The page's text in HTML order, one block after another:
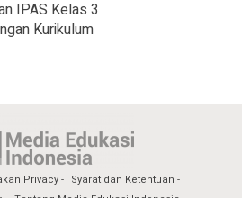
IPAS Kelas 3
Kurikulum
Privacy
Syarat dan Ketentuan